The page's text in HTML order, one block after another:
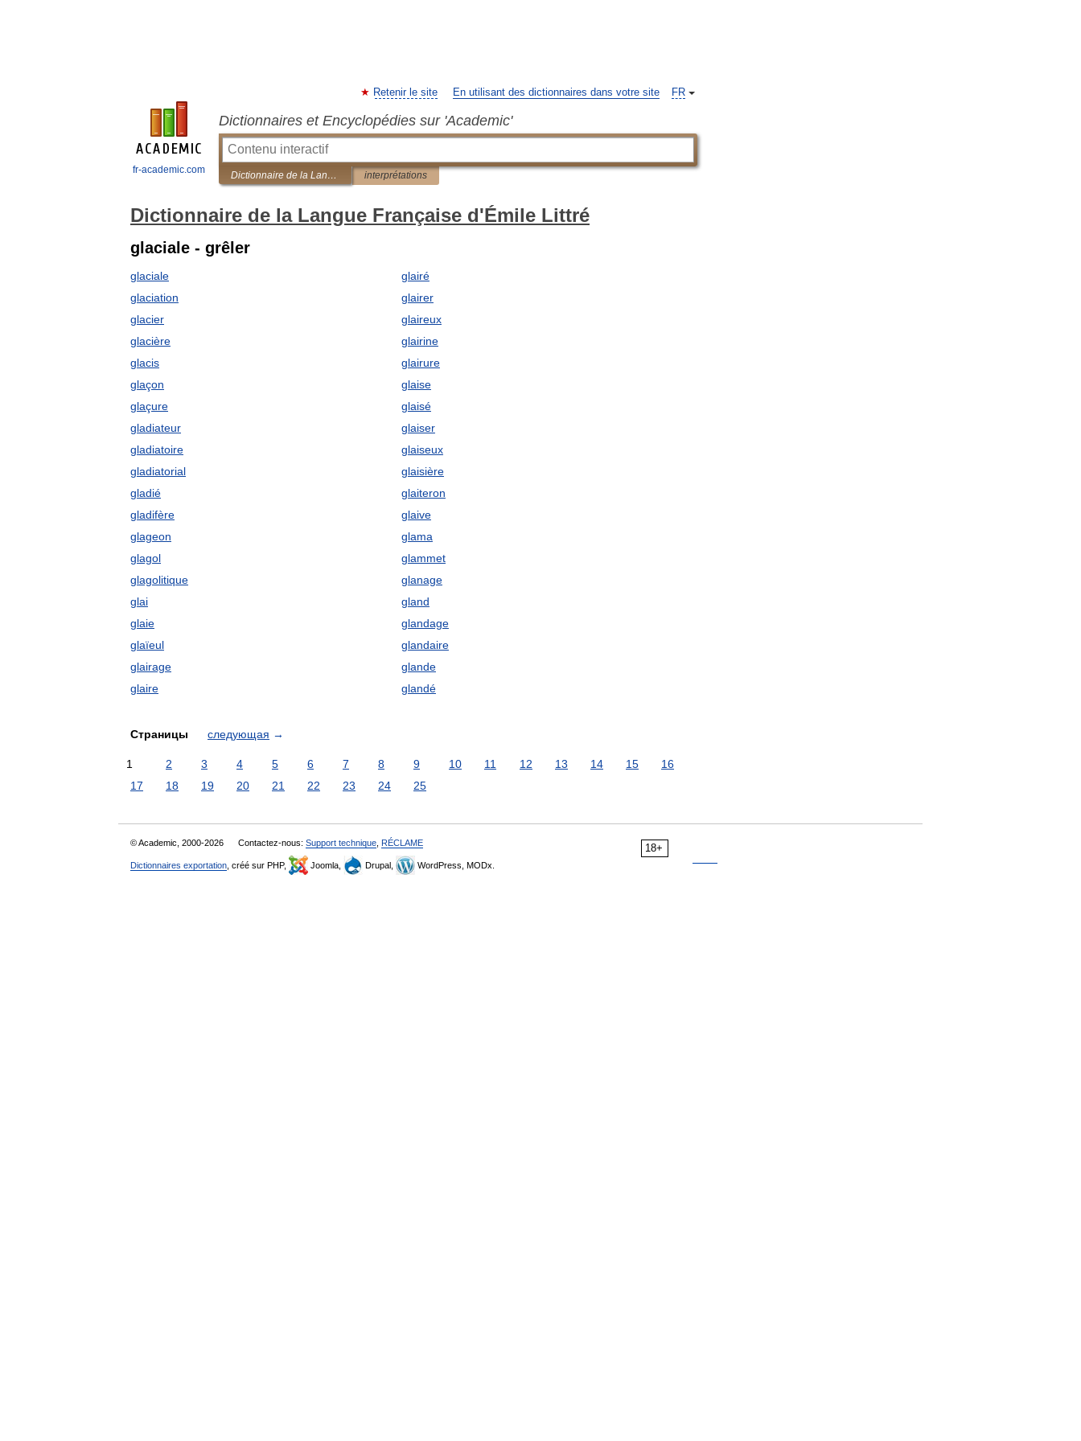
fr-academic.com
FR
Retenir le site En utilisant des dictionnaires dans votre site
Dictionnaires et Encyclopédies sur 'Academic'
Dictionnaire de la Langue Française d'Émile Littré interprétations
Dictionnaire de la Langue Française d'Émile Littré
glaciale - grêler
glaciale
glaciation
glacier
glacière
glacis
glaçon
glaçure
gladiateur
gladiatoire
gladiatorial
gladié
gladifère
glageon
glagol
glagolitique
glai
glaie
glaïeul
glairage
glaire
glairé
glairer
glaireux
glairine
glairure
glaise
glaisé
glaiser
glaiseux
glaisière
glaiteron
glaive
glama
glammet
glanage
gland
glandage
glandaire
glande
glandé
Страницы следующая →
1 2 3 4 5 6 7 8 9 10 11 12 13 14 15
16
17
18 19 20 21 22 23 24 25
18+
© Academic, 2000-2026 Contactez-nous: Support technique RÉCLAME
Dictionnaires exportation , créé sur PHP, Joomla, Drupal, WordPress, MODx.